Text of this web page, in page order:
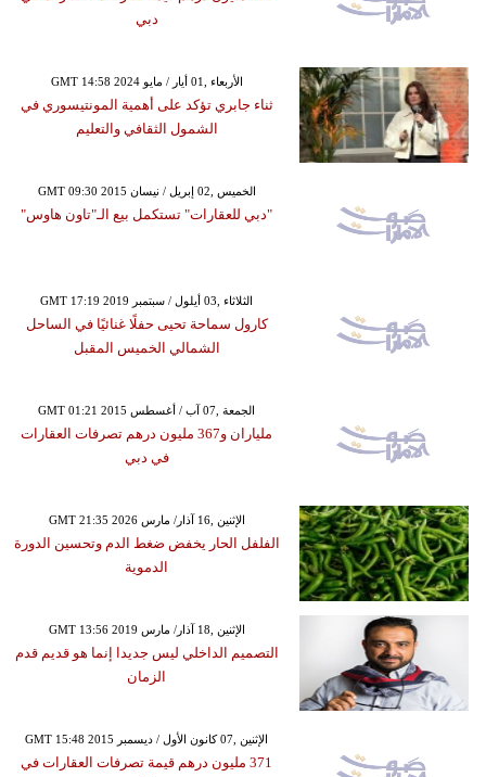
دبي
GMT 14:58 2024 الأربعاء ,01 أيار / مايو
ثناء جابري تؤكد على أهمية المونتيسوري في
الشمول الثقافي والتعليم
GMT 09:30 2015 الخميس ,02 إبريل / نيسان
"دبي للعقارات" تستكمل بيع الـ"تاون هاوس"
GMT 17:19 2019 الثلاثاء ,03 أيلول / سبتمبر
كارول سماحة تحيى حفلًا غنائيًا في الساحل
الشمالي الخميس المقبل
GMT 01:21 2015 الجمعة ,07 آب / أغسطس
ملياران و367 مليون درهم تصرفات العقارات
في دبي
GMT 21:35 2026 الإثنين ,16 آذار/ مارس
الفلفل الحار يخفض ضغط الدم وتحسين الدورة
الدموية
GMT 13:56 2019 الإثنين ,18 آذار/ مارس
التصميم الداخلي ليس جديدا إنما هو قديم قدم
الزمان
GMT 15:48 2015 الإثنين ,07 كانون الأول / ديسمبر
371 مليون درهم قيمة تصرفات العقارات في